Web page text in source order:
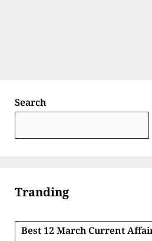
Search
Tranding
Best 12 March Current